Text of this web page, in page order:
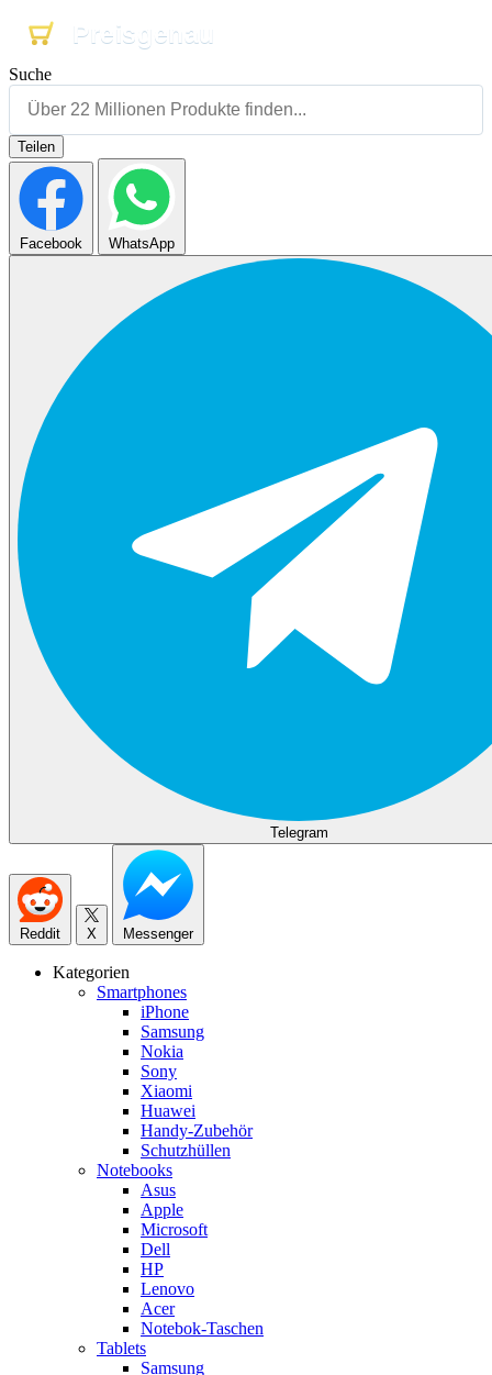
Preisgenau
Preisgenau
Preisgenau
Suche
Teilen
Facebook WhatsApp
Telegram
Reddit X Messenger
Kategorien
Smartphones
iPhone
Samsung
Nokia
Sony
Xiaomi
Huawei
Handy-Zubehör
Schutzhüllen
Notebooks
Asus
Apple
Microsoft
Dell
HP
Lenovo
Acer
Notebok-Taschen
Tablets
Samsung